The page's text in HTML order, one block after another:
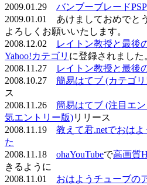
2009.01.29 バンブーブレード
2009.01.01 あけましておめでと
よろしくお願いいたします。
2008.12.02
レイトン教授と最後
Yahoo!カテゴリ に登録されました
2008.11.27
レイトン教授と最後
2008.10.27 簡易はてブ (カテゴ
ス
2008.11.26 簡易はてブ (注目エ
気エントリー版)リリース
2008.11.19 教えて君.netでおは
た
2008.11.18 ohaYouTubeで高画質
きるように
2008.11.01 おはようチューブの